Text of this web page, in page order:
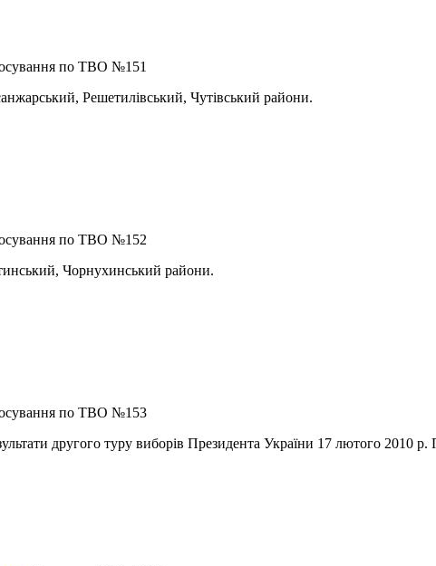
по ТВО №151
Решетилівський, Чутівський райони.
по ТВО №152
Чорнухинський райони.
по ТВО №153
другого туру виборів Президента України 17 лютого